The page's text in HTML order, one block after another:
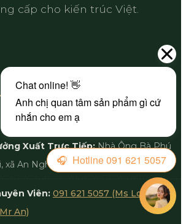
cấp cho kiến trúc Việt.
Hệ
Đá Cảnh Quan Thiên An
Xuất Trực Tiếp:Nhà Ông Bà Phú
xã An Nghĩa, Tỉnh Phú Thọ
Viên: 091 621 5057 (Ms Loan)/
An)